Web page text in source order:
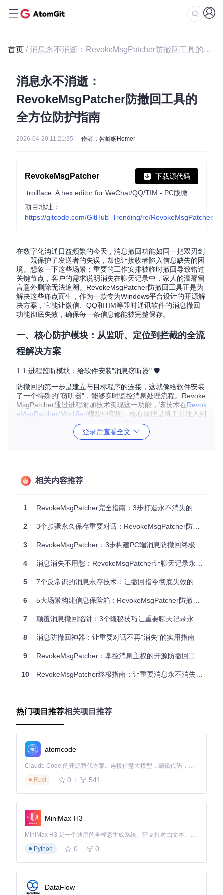
首页 / 消息永不消逝：RevokeMsgPatcher防撤回工具的全方位防护指南
消息永不消逝：
RevokeMsgPatcher防撤回工具的
全方位防护指南
2026-04-20 11:21:35 作者：咎岭娴Homer
RevokeMsgPatcher 下载源代码
项目地址：
https://gitcode.com/GitHub_Trending/re/RevokeMsgPatcher
在数字化沟通日益频繁的今天，消息撤回功能如同一把双刃剑
——既保护了发送者的失误，却也让接收者陷入信息缺失的困
境。想象一下这些场景：重要的工作安排被临时撤回导致错过
关键节点，客户的需求说明消失在聊天记录中，家人的温馨留
言意外删除无法追溯。RevokeMsgPatcher防撤回工具正是为
解决这些痛点而生，作为一款专为Windows平台设计的开源解
决方案，它能让微信、QQ和TIM等即时通讯软件的消息撤回
功能彻底失效，确保每一条信息都能被完整保存。
一、核心防护模块：从监听、定位到拦截的全流
程解决方案
1.1 进程监听模块：给软件安装"消息窃听器" 🛡️
防撤回的第一步是建立与目标程序的连接，这就像给软件安装
了一个特殊的"窃听器"，能够实时监控消息处理流程。Revoke
MsgPatcher通过进程附加技术实现这一功能，该技术在Revok
eMsgPatcher/Modifier/模块中实现，核心原理是将工具注入到
目标进程的内存空间，从而获得监控和修改其行为的能力。
："三先三后"原则——先关程序后操作，先开工具后
图1：RevokeMsgPatcher工具启动界面，显示了x32dbg调试
环境，这是进行进程附加和代码修改的基础工作平台
t+A），系统会列出当前运行的所有进程。找到并选择目标程
图2：在工具菜单中选择"附加"选项，这是建立与目标程序连接
图3：在进程列表中选择WeChat.exe进程，确保选择正确的主
1.2 核心定位模块：精准锁定消息处理中枢 🔍
成功附加进程后，需要定位到处理消息撤回逻辑的核心模块。
乎所有与消息处理相关的功能实现。这一步就像在庞大的城市
效的干预。
操作口诀："模块搜索三步走，关键词里找入口"
理的核心组件
在工具界面中，通过"符号"功能搜索并定位到wechatwin.dll模
块。然后使用右键菜单中的"搜索"→"字符串"功能，输入"revok
emsg"等与消息撤回相关的关键词，工具会自动扫描模块中所
有包含该关键词的代码位置。
图5：在wechatwin.dll模块中搜索"revokemsg"关键词，定位消
搜索结果会显示所有包含目标关键词的代码位置，这些位置就
是消息撤回逻辑的关键点。通常会有多个匹配结果，需要结合
上下文判断最关键的那一个。
图6：搜索结果中高亮显示的"revokemsg"字符串，这是消息撤
1.3 指令拦截模块：重定向撤回指令流 ⚡
找到核心代码位置后，就进入了最关键的修改环节。消息撤回
登录后查看全文
相关内容推荐
1 RevokeMsgPatcher完全指南：3步打造永不消失的聊天记录
2 3个步骤永久保存重要对话：RevokeMsgPatcher防撤回工具全攻略
3 RevokeMsgPatcher：3步构建PC端消息防撤回终极防护体系
4 消息消失不用愁：RevokeMsgPatcher让聊天记录永久保存的实用指南
5 7个反常识的消息永存技术：让撤回指令彻底失效的逆向工程
6 5大场景构建信息保险箱：RevokeMsgPatcher防撤回技术全解析
7 颠覆消息撤回陷阱：3个隐秘技巧让重要聊天记录永久保存
8 消息防撤回神器：让重要对话不再"消失"的实用指南
9 RevokeMsgPatcher：掌控消息主权的开源防撤回工具全攻略
10 RevokeMsgPatcher终极指南：让重要消息永不消失的完全攻略
热门项目推荐相关项目推荐
atomcode
Claude Code 的开源替代方案。连接任意大模型，编辑代码，运行命令，自动验证 — 全自动执行。用 Rust 构建，极致性能。 ｜ An open-source alternative to Claude Code. Connect any LLM, edit code, run commands, and verify changes — autonomously. Built in Rust for speed. Get Started
Rust
0 541
MiniMax-H3
MiniMax H3 是一个通用的全模态生成系统。它支持对由文本、图像、视频和音频组成的多模态上下文进行统一理解，并能生成分辨率高达 2K、时长可达 15 秒的带原生立体声音频的视频。得益于面向任务泛化的系统设计，H3 在预训练阶段就已具备广泛的多模态上下文理解与生成能力，能够出色地执行复杂的多模态指令。
Python
0 0
DataFlow